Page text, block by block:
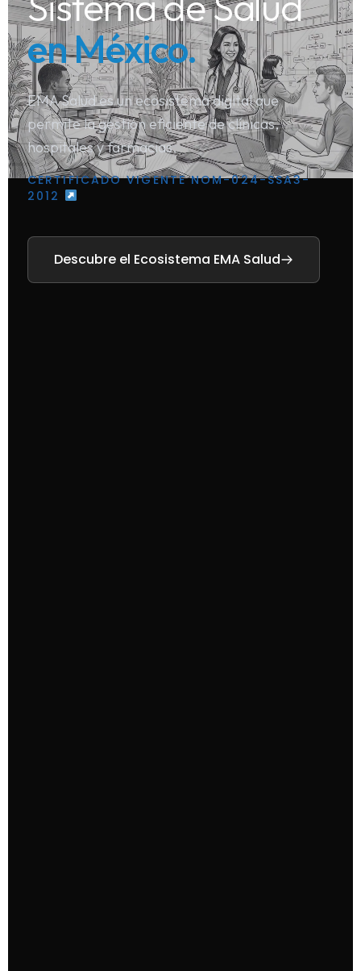
en México.
EMA Salud es un ecosistema digital que
permite la gestión eficiente de clínicas,
hospitales y farmacias.
CERTIFICADO VIGENTE NOM-024-SSA3-
2012
Descubre el Ecosistema EMA Salud